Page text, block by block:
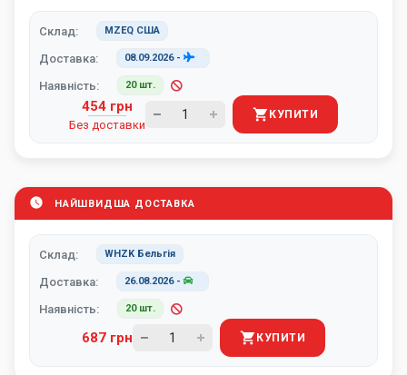
Склад: MZEQ США
Доставка: 08.09.2026-
Наявність: 20 шт.
454 грн
Без доставки
КУПИТИ
НАЙШВИДША ДОСТАВКА
Склад: WHZK Бельгія
Доставка: 26.08.2026-
Наявність: 20 шт.
687 грн КУПИТИ